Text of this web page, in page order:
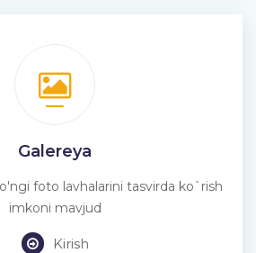
Galereya
foto lavhalarini tasvirda ko`rish
imkoni mavjud
Kirish